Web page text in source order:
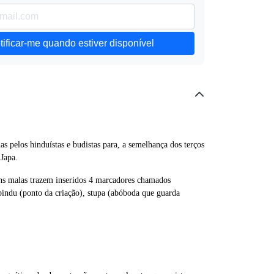
me quando estiver disponível
pelos hinduístas e budistas para, a semelhança dos terços
trazem inseridos 4 marcadores chamados
(ponto da criação), stupa (abóboda que guarda